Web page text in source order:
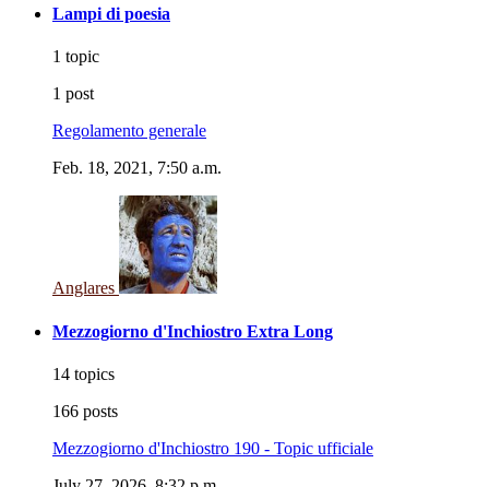
Lampi di poesia
1 topic
1 post
Regolamento generale
Feb. 18, 2021, 7:50 a.m.
Anglares
Mezzogiorno d'Inchiostro Extra Long
14 topics
166 posts
Mezzogiorno d'Inchiostro 190 - Topic ufficiale